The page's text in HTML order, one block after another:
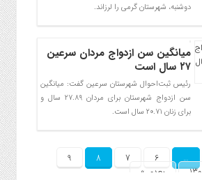
دوشنبه، شهرستان گرمی را لرزاند.
میانگین سن ازدواج مردان سرعین
۲۷ سال است
رئیس ثبت‌احوال شهرستان سرعین گفت: میانگین
سن ازدواج شهرستان برای مردان ۲۷.۸۹ سال و
برای زنان ۲۰.۷۱ سال است.
…
6
7
8
9
130 بعدی »